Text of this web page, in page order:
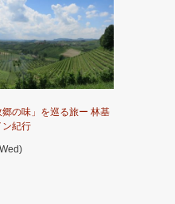
郷の味」を巡る旅ー 林基
ン紀行